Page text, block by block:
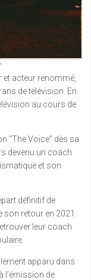
acteur renommé,
de télévision. En
au cours de
“The Voice” dès sa
devenu un coach
et son
définitif de
son retour en 2021.
leur coach
apparu dans
l’émission de